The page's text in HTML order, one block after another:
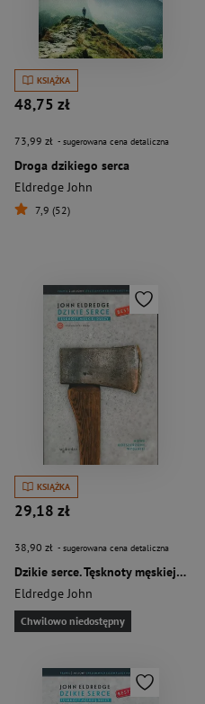
KSIĄŻKA
48,75 zł
73,99 zł - sugerowana cena detaliczna
Droga dzikiego serca
Eldredge John
7,9 (52)
KSIĄŻKA
29,18 zł
38,90 zł - sugerowana cena detaliczna
Dzikie serce. Tęsknoty męskiej duszy wyd. 2024
Eldredge John
Chwilowo niedostępny